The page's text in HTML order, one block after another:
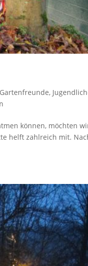
Gartenfreunde,
können, möchten
helft zahlreich mit.